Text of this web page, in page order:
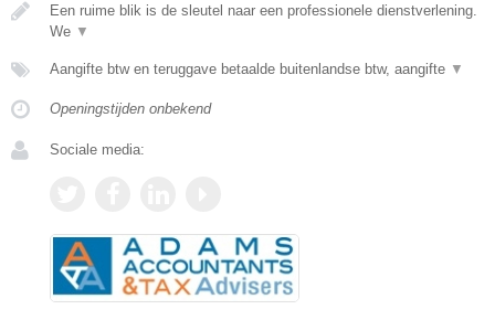
Een ruime blik is de sleutel naar een professionele dienstverlening.
We ▼
Aangifte btw en teruggave betaalde buitenlandse btw, aangifte ▼
Openingstijden onbekend
Sociale media: